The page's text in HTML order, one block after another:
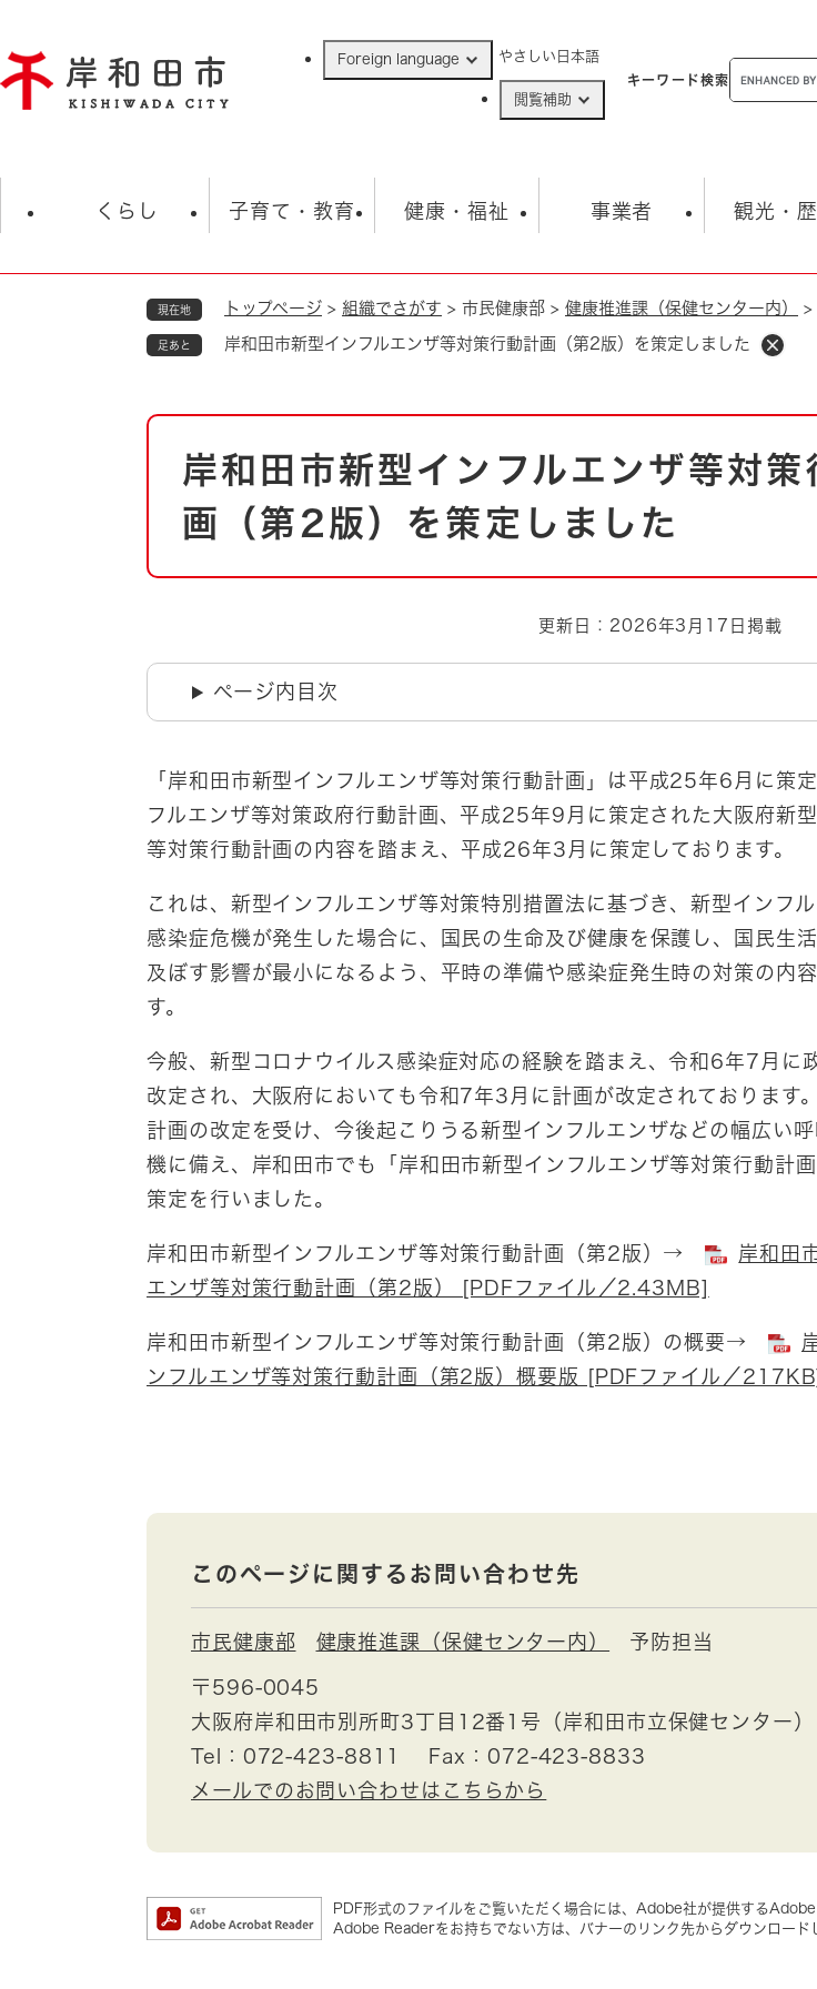
ジ
の
Foreign language やさしい日本語
閲覧補助
キーワード検索
くらし
住民票・戸籍
ごみ・衛生・動物 救急・消防
防災・防犯 上水道・下水道
自然・環境・公園 住宅
引っ越し
道路・河川・交通
とじる
子育て・教育
学校 子育て
健康・福祉
福祉・健康・生活 生涯学習・スポ
事業者
入札・契約情報
環境
観光・
観光 観光スポット
とじる
市の概要 総合
市政 職員
市役所・施設の案内
オープンデー
現在地 トップページ > 組織でさがす > 市民健康部 > 健康推進課（保健センター内） >
足あと 岸和田市新型インフルエンザ等対策行動計画（第2版）を策定しました
本
岸和田市新型インフルエンザ等対策
画（第2版）を策定しました
更新日：2026年3月17日掲載
ページ内目次
「岸和田市新型インフルエンザ等対策行動計画」は平成25年6月に策
フルエンザ等対策政府行動計画、平成25年9月に策定された大阪府新
等対策行動計画の内容を踏まえ、平成26年3月に策定しております。
これは、新型インフルエンザ等対策特別措置法に基づき、新型インフ
感染症危機が発生した場合に、国民の生命及び健康を保護し、国民生
及ぼす影響が最小になるよう、平時の準備や感染症発生時の対策の内
す。
今般、新型コロナウイルス感染症対応の経験を踏まえ、令和6年7月に
改定され、大阪府においても令和7年3月に計画が改定されております
計画の改定を受け、今後起こりうる新型インフルエンザなどの幅広い
機に備え、岸和田市でも「岸和田市新型インフルエンザ等対策行動計
策定を行いました。
岸和田市新型インフルエンザ等対策行動計画（第2版）→
岸和田
エンザ等対策行動計画（第2版） [PDFファイル／2.43MB]
岸和田市新型インフルエンザ等対策行動計画（第2版）の概要→
ンフルエンザ等対策行動計画（第2版）概要版 [PDFファイル／
このページに関するお問い合わせ先
市民健康部 健康推進課（保健センター内） 予防担当
〒596-0045
大阪府岸和田市別所町3丁目12番1号（岸和田市立保健センター）
Tel：072-423-8811
Fax：072-423-8833
メールでのお問い合わせはこちらから
PDF形式のファイルをご覧いただく場合には、Adobe社が提供するAdobe
Adobe Readerをお持ちでない方は、バナーのリンク先からダウンロード